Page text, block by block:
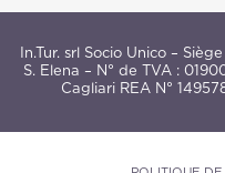
In.Tur. srl Socio Unico –
S. Elena – N° de TVA :
Cagliari REA N°